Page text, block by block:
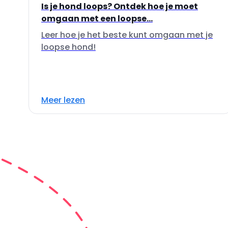
Is je hond loops? Ontdek hoe je moet
omgaan met een loopse...
Leer hoe je het beste kunt omgaan met je
loopse hond!
Meer lezen